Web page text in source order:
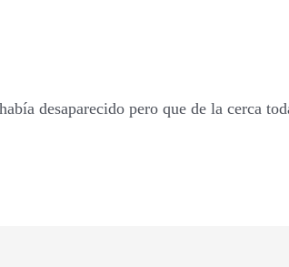
desaparecido pero que de la cerca